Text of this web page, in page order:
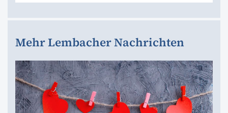
Mehr Lembacher Nachrichten